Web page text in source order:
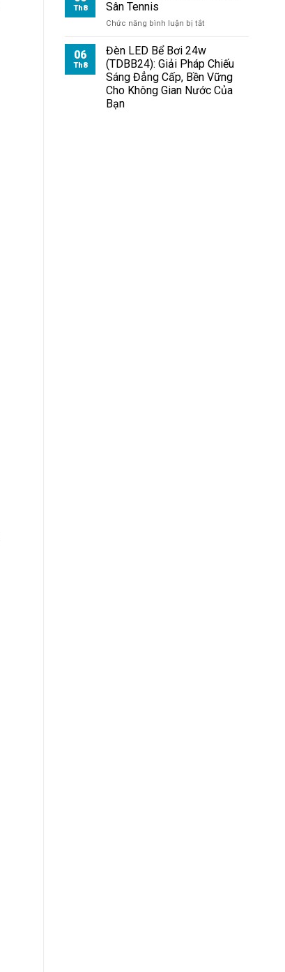
Cầu
Lông
Th8
Sân Tennis
Chức năng bình luận bị tắt
Pha
Module
100W
Cho
Sân
06
Th8
Đèn LED Bể Bơi 24w
(TDBB24): Giải Pháp Chiếu
Sáng Đẳng Cấp, Bền Vững
Cho Không Gian Nước Của
Bạn